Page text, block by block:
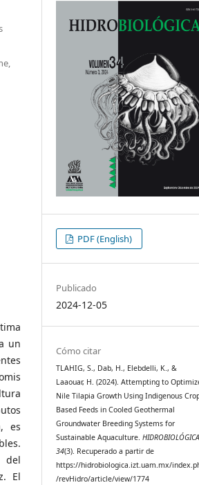
un
es
del
El
PDF (English)
Publicado
2024-12-05
Cómo citar
TLAHIG, S., Dab, H., Elebdelli, K., &
Laaouar, H. (2024). Attempting to
Nile Tilapia Growth Using Indigenous
Based Feeds in Cooled Geothermal
Groundwater Breeding Systems for
Sustainable Aquaculture.
34(3). Recuperado a partir de
https://hidrobiologica.izt.uam.mx/
/revHidro/article/view/1774